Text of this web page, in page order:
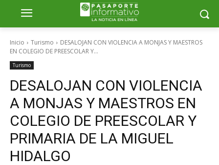
Inicio Turismo
DESALOJAN CON VIOLENCIA A MONJAS Y MAESTROS
EN COLEGIO DE PREESCOLAR Y...
Turismo
DESALOJAN CON VIOLENCIA
A MONJAS Y MAESTROS EN
COLEGIO DE PREESCOLAR Y
PRIMARIA DE LA MIGUEL
HIDALGO